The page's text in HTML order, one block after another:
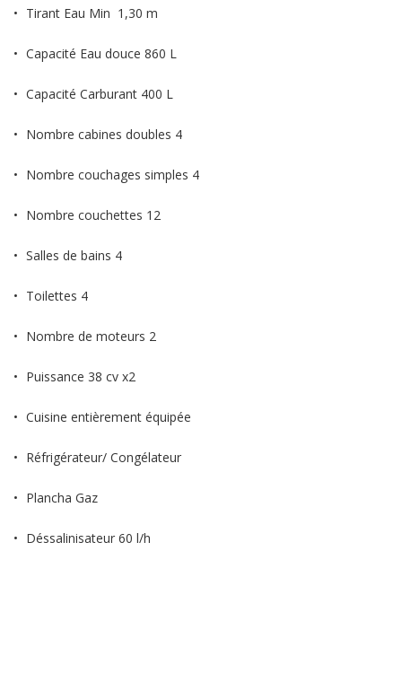
Tirant Eau Min 1,30 m
Capacité Eau douce 860 L
Capacité Carburant 400 L
Nombre cabines doubles 4
Nombre couchages simples 4
Nombre couchettes 12
Salles de bains 4
Toilettes 4
Nombre de moteurs 2
Puissance 38 cv x2
Cuisine entièrement équipée
Réfrigérateur/ Congélateur
Plancha Gaz
Déssalinisateur 60 l/h